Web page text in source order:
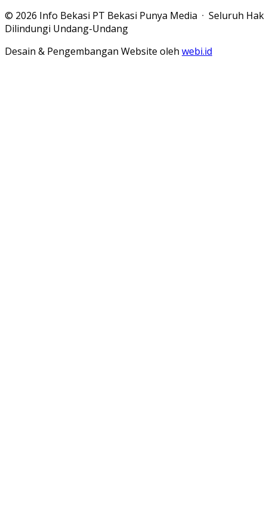
© 2026 Info Bekasi PT Bekasi Punya Media · Seluruh Hak
Dilindungi Undang-Undang
Desain & Pengembangan Website oleh webi.id